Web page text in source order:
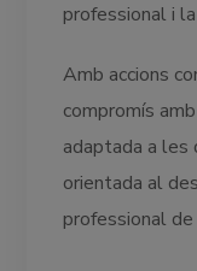
professional i
Amb accions
compromís
adaptada a les
orientada al
professional